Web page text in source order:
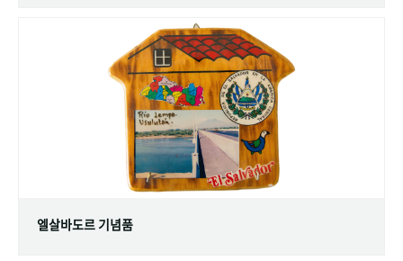
엘살바도르 기념품